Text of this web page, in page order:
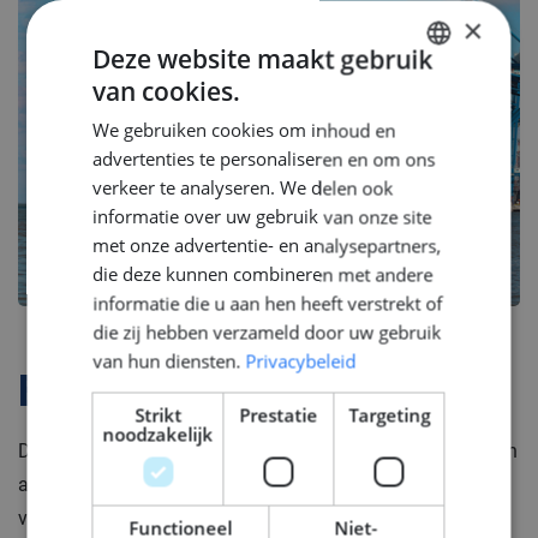
Bedrijfsprofiel
Deze moderne toeleverancier levert complexe onderdelen
aan de megajachtbouw. Zij combineert traditioneel
vakmanschap met de nieuwste technologieën. Ze
×
Deze website maakt gebruik
van cookies.
We gebruiken cookies om inhoud en
advertenties te personaliseren en om ons
verkeer te analyseren. We delen ook
informatie over uw gebruik van onze site
met onze advertentie- en analysepartners,
die deze kunnen combineren met andere
informatie die u aan hen heeft verstrekt of
die zij hebben verzameld door uw gebruik
van hun diensten. Privacybeleid
Strikt
noodzakelijk
Prestatie Targeting
Functioneel
Niet-